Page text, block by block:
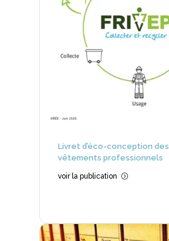
Livret d’éco-conception des
vêtements professionnels
voir la publication =